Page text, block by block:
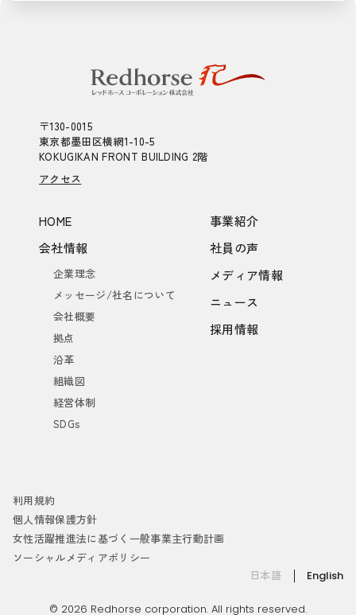
〒130-0015
東京都墨田区横網1-10-5
KOKUGIKAN FRONT BUILDING 2階
アクセス
HOME
会社情報
企業理念
メッセージ/社名について
会社概要
拠点
沿革
組織図
経営体制
SDGs
事業紹介
社員の声
メディア情報
ニュース
採用情報
利用規約
個人情報保護方針
女性活躍推進法に基づく一般事業主行動計画
ソーシャルメディアポリシー
日本語
English
© 2026 Redhorse corporation. All rights reserved.